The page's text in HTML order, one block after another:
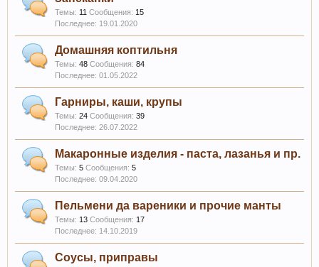
Темы: 11 Сообщения: 15
19.01.2020
Домашняя коптильня
Темы: 48 Сообщения: 84
01.05.2022
Гарниры, каши, крупы
Темы: 24 Сообщения: 39
26.07.2022
Макаронные изделия - паста, лазанья и пр.
Темы: 5 Сообщения: 5
09.04.2020
Пельмени да вареники и прочие манты
Темы: 13 Сообщения: 17
14.10.2019
Соусы, приправы